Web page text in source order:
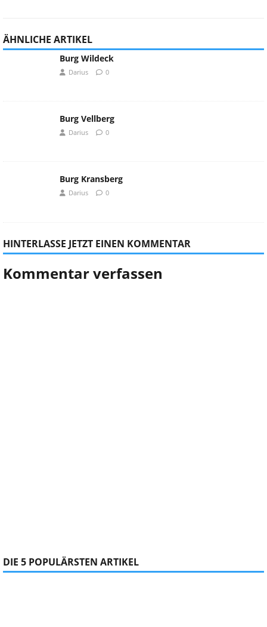
ÄHNLICHE ARTIKEL
Burg Wildeck
Darius 0
Burg Vellberg
Darius 0
Burg Kransberg
Darius 0
HINTERLASSE JETZT EINEN KOMMENTAR
Kommentar verfassen
DIE 5 POPULÄRSTEN ARTIKEL